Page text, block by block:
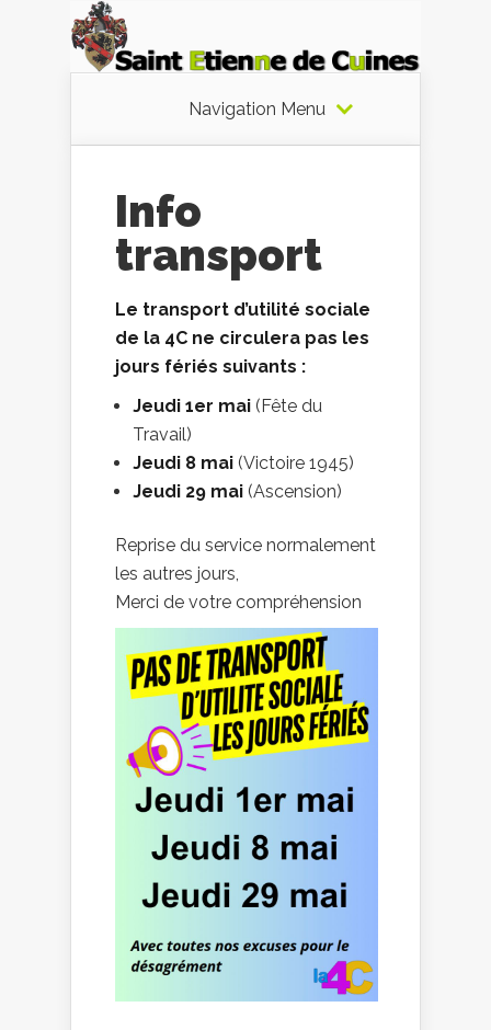
Navigation Menu
Info
transport
Le transport d’utilité sociale
de la 4C ne circulera pas les
jours fériés suivants :
Jeudi 1er mai (Fête du
Travail)
Jeudi 8 mai (Victoire 1945)
Jeudi 29 mai (Ascension)
Reprise du service normalement
les autres jours,
Merci de votre compréhension